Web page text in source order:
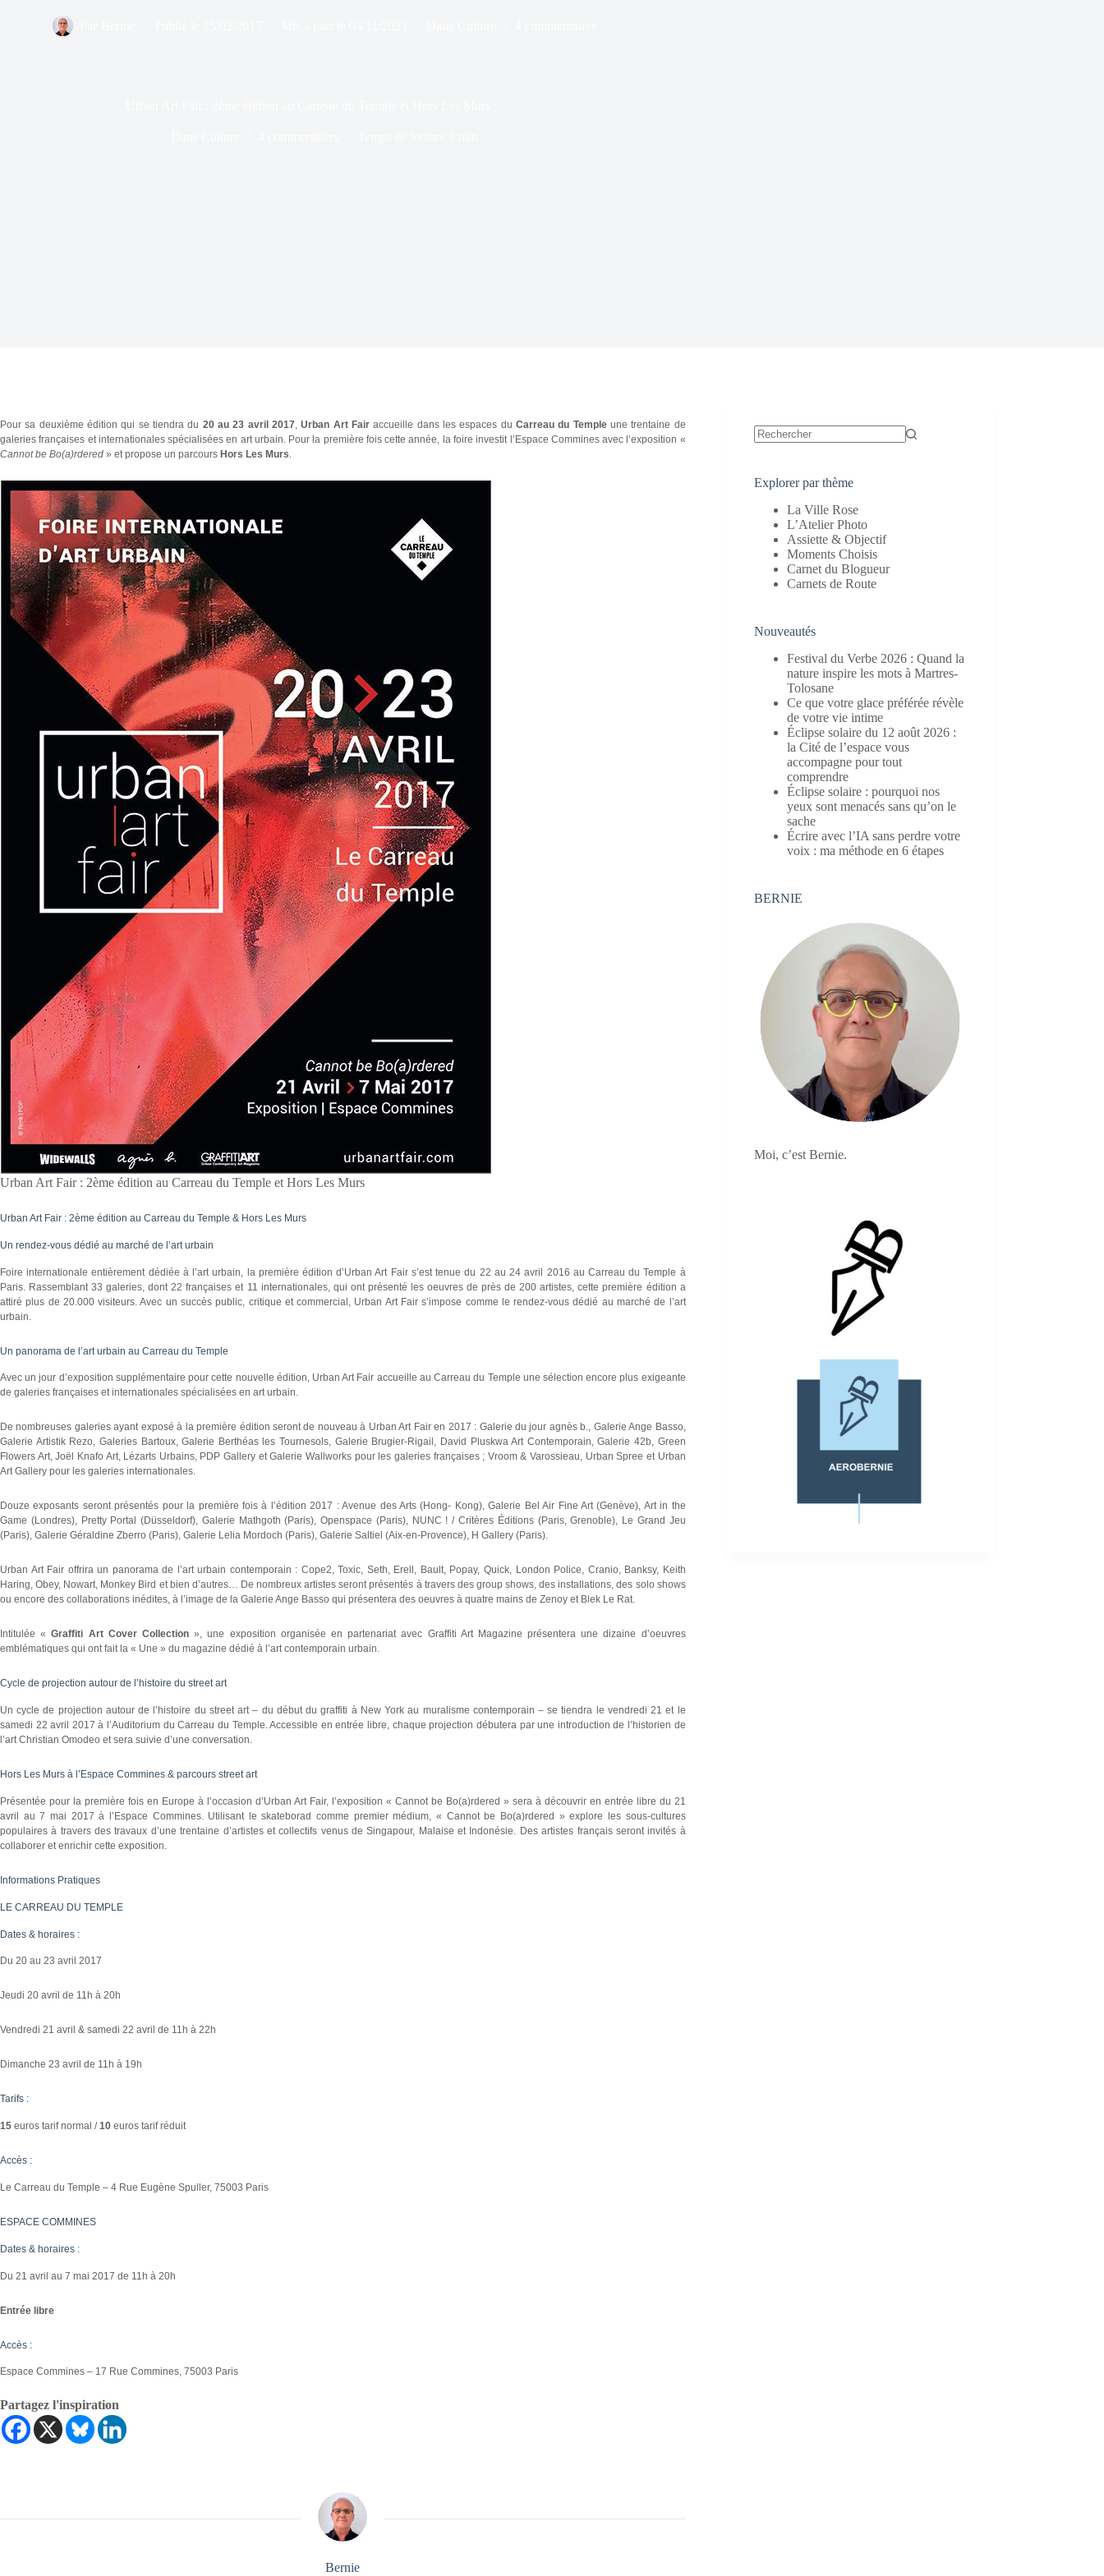
Pour sa deuxième édition qui se tiendra du 20 au 23 avril 2017,Urban Art Fair accueille dans les espaces duCarreau du Templeune trentaine de
galeries françaises et internationales spécialisées en art urbain. Pour la première fois cette année, la foire investit l’Espace Commines avec l’exposition «
Cannot be Bo(a)rdered » et propose un parcours Hors Les Murs.
Urban Art Fair : 2ème édition au Carreau du Temple et Hors Les Murs
Urban Art Fair : 2ème édition au Carreau du Temple & Hors Les Murs
Un rendez-vous dédié au marché de l’art urbain
Foire internationale entièrement dédiée à l’art urbain, la première édition d’Urban Art Fair s’est tenue du 22 au 24 avril 2016 au Carreau du Temple à
Paris. Rassemblant 33 galeries, dont 22 françaises et 11 internationales, qui ont présenté les oeuvres de près de 200 artistes, cette première édition a
attiré plus de 20.000 visiteurs. Avec un succès public, critique et commercial, Urban Art Fair s’impose comme le rendez-vous dédié au marché de l’art
urbain.
Un panorama de l’art urbain au Carreau du Temple
Avec un jour d’exposition supplémentaire pour cette nouvelle édition, Urban Art Fair accueille au Carreau du Temple une sélection encore plus exigeante
de galeries françaises et internationales spécialisées en art urbain.
De nombreuses galeries ayant exposé à la première édition seront de nouveau à Urban Art Fair en 2017 : Galerie du jour agnès b., Galerie Ange Basso,
Galerie Artistik Rezo, Galeries Bartoux, Galerie Berthéas les Tournesols, Galerie Brugier-Rigail, David Pluskwa Art Contemporain, Galerie 42b, Green
Flowers Art, Joël Knafo Art, Lézarts Urbains, PDP Gallery et Galerie Wallworks pour les galeries françaises ; Vroom & Varossieau, Urban Spree et Urban
Art Gallery pour les galeries internationales.
Douze exposants seront présentés pour la première fois à l’édition 2017 : Avenue des Arts (Hong- Kong), Galerie Bel Air Fine Art (Genève), Art in the
Game (Londres), Pretty Portal (Düsseldorf), Galerie Mathgoth (Paris), Openspace (Paris), NUNC ! / Critères Éditions (Paris, Grenoble), Le Grand Jeu
(Paris), Galerie Géraldine Zberro (Paris), Galerie Lelia Mordoch (Paris), Galerie Saltiel (Aix-en-Provence), H Gallery (Paris).
Urban Art Fair offrira un panorama de l’art urbain contemporain : Cope2, Toxic, Seth, Erell, Bault, Popay, Quick, London Police, Cranio, Banksy, Keith
Haring, Obey, Nowart, Monkey Bird et bien d’autres… De nombreux artistes seront présentés à travers des group shows, des installations, des solo shows
ou encore des collaborations inédites, à l’image de la Galerie Ange Basso qui présentera des oeuvres à quatre mains de Zenoy et Blek Le Rat.
Intitulée «Graffiti Art Cover Collection», une exposition organisée en partenariat avec Graffiti Art Magazine présentera une dizaine d’oeuvres
emblématiques qui ont fait la « Une » du magazine dédié à l’art contemporain urbain.
Cycle de projection autour de l’histoire du street art
Un cycle de projection autour de l’histoire du street art – du début du graffiti à New York au muralisme contemporain – se tiendra le vendredi 21 et le
samedi 22 avril 2017 à l’Auditorium du Carreau du Temple. Accessible en entrée libre, chaque projection débutera par une introduction de l’historien de
l’art Christian Omodeo et sera suivie d’une conversation.
Hors Les Murs à l’Espace Commines & parcours street art
Présentée pour la première fois en Europe à l’occasion d’Urban Art Fair, l’exposition « Cannot be Bo(a)rdered » sera à découvrir en entrée libre du 21
avril au 7 mai 2017 à l’Espace Commines. Utilisant le skateborad comme premier médium, « Cannot be Bo(a)rdered » explore les sous-cultures
populaires à travers des travaux d’une trentaine d’artistes et collectifs venus de Singapour, Malaise et Indonésie. Des artistes français seront invités à
collaborer et enrichir cette exposition.
Informations Pratiques
LE CARREAU DU TEMPLE
Dates & horaires :
Du 20 au 23 avril 2017
Jeudi 20 avril de 11h à 20h
Vendredi 21 avril & samedi 22 avril de 11h à 22h
Dimanche 23 avril de 11h à 19h
Tarifs :
15 euros tarif normal /10 euros tarif réduit
Accès :
Le Carreau du Temple – 4 Rue Eugène Spuller, 75003 Paris
ESPACE COMMINES
Dates & horaires :
Du 21 avril au 7 mai 2017 de 11h à 20h
Entrée libre
Accès :
Espace Commines – 17 Rue Commines, 75003 Paris
Partagez l'inspiration
Bernie
Explorer par thème
La Ville Rose
L’Atelier Photo
Assiette & Objectif
Moments Choisis
Carnet du Blogueur
Carnets de Route
Nouveautés
Festival du Verbe 2026 : Quand la
nature inspire les mots à Martres-
Tolosane
Ce que votre glace préférée révèle
de votre vie intime
Éclipse solaire du 12 août 2026 :
la Cité de l’espace vous
accompagne pour tout
comprendre
Éclipse solaire : pourquoi nos
yeux sont menacés sans qu’on le
sache
Écrire avec l’IA sans perdre votre
voix : ma méthode en 6 étapes
BERNIE
Moi, c’est Bernie.